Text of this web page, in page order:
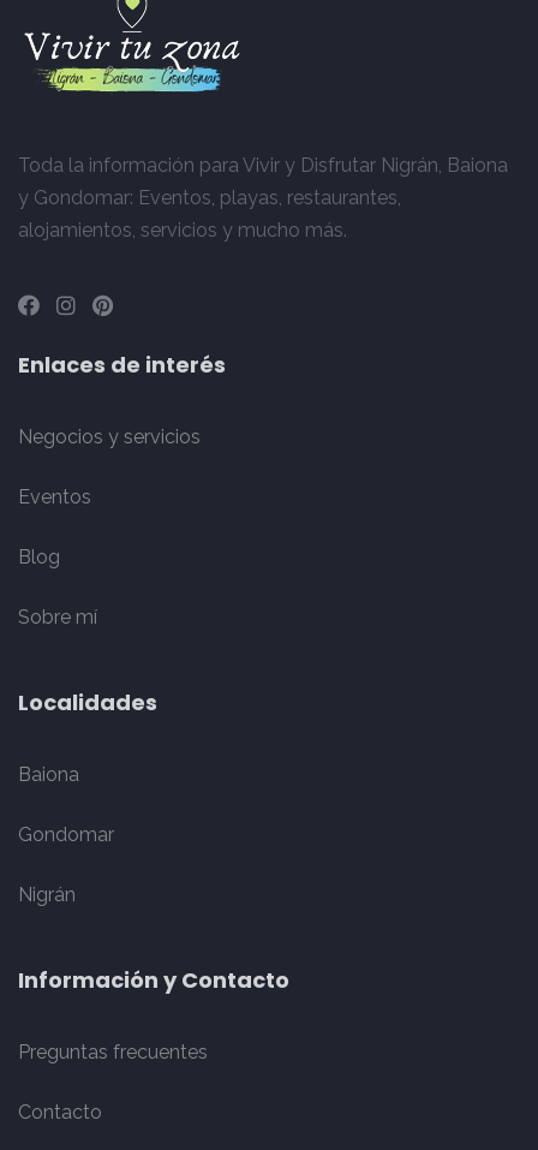
Toda la información para Vivir y Disfrutar Nigrán, Baiona
y Gondomar: Eventos, playas, restaurantes,
alojamientos, servicios y mucho más.
Enlaces de interés
Negocios y servicios
Eventos
Blog
Sobre mí
Localidades
Baiona
Gondomar
Nigrán
Información y Contacto
Preguntas frecuentes
Contacto